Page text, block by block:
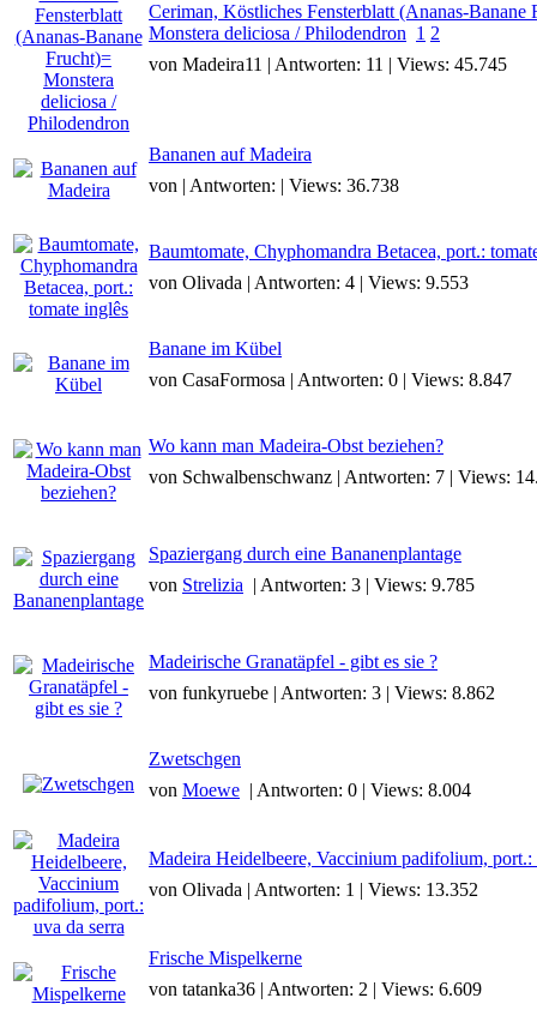
Ceriman, Köstliches Fensterblatt (Ananas-Banane
Monstera deliciosa / Philodendron 1 2
von Madeira11 | Antworten: 11 | Views: 45.745
Bananen auf Madeira
von | Antworten: | Views: 36.738
Baumtomate, Chyphomandra Betacea, port.:
von Olivada | Antworten: 4 | Views: 9.553
Banane im Kübel
von CasaFormosa | Antworten: 0 | Views: 8.847
Wo kann man Madeira-Obst beziehen?
von Schwalbenschwanz | Antworten: 7 | Views:
Spaziergang durch eine Bananenplantage
von Strelizia | Antworten: 3 | Views: 9.785
Madeirische Granatäpfel - gibt es sie ?
von funkyruebe | Antworten: 3 | Views: 8.862
Zwetschgen
von Moewe | Antworten: 0 | Views: 8.004
Madeira Heidelbeere, Vaccinium padifolium, port.:
von Olivada | Antworten: 1 | Views: 13.352
Frische Mispelkerne
von tatanka36 | Antworten: 2 | Views: 6.609